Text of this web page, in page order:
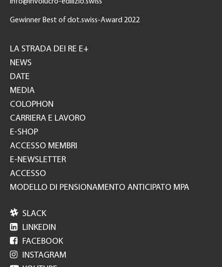
Gewinner Best of dot.swiss-Award 2022
GH
LA STRADA DEI RE E+
NEWS
DATE
MEDIA
COLOPHON
CARRIERA E LAVORO
E-SHOP
ACCESSO MEMBRI
E-NEWSLETTER
ACCESSO
MODELLO DI PENSIONAMENTO ANTICIPATO MPA
 SLACK
 LINKEDIN
 FACEBOOK
 INSTAGRAM